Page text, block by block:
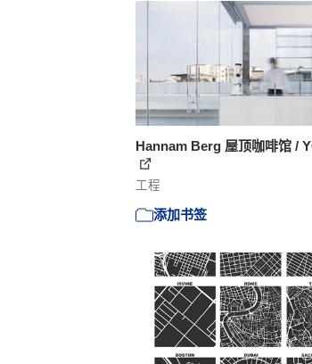
Hannam Berg 屋顶咖啡馆 /
工程
添加书签